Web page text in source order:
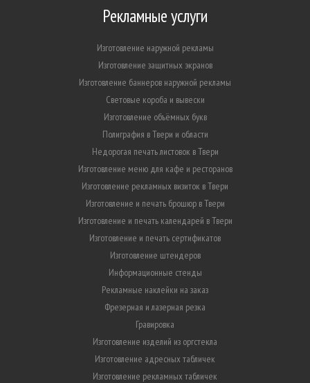
Рекламные услуги
Изготовление наружной рекламы
Изготовление защитных экранов
Изготовление баннеров наружной рекламы
Световые короба и вывески
Изготовление объёмных букв
Полиграфия в Твери и области
Недорогая печать листовок в Твери
Изготовление меню для кафе и ресторанов
Изготовление рекламных визиток в Твери
Изготовление и печать брошюр в Твери
Изготовление и печать календарей в Твери
Изготовление и печать сертификатов
Изготовление штендеров
Информационные стенды
Рекламные наклейки на заказ
Фрезерная и лазерная резка
Гравировка
Изготовление изделий из оргстекла
Изготовление адресных табличек
Изготовление рекламных табличек